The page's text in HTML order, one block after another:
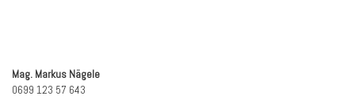
Mag. Markus Nägele
0699 123 57 643